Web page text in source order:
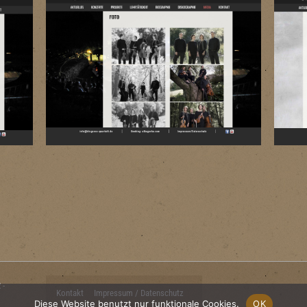
-
Footer-
Kontakt Impressum / Datenschutz
Diese Website benutzt nur funktionale Cookies. OK